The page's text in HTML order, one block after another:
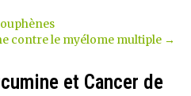
contre le myélome multiple →
et Cancer de